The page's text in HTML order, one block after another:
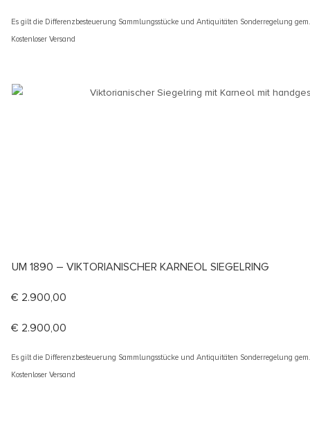
Es gilt die Differenzbesteuerung Sammlungsstücke und Antiquitäten Sonderregelung
Kostenloser Versand
UM 1890 – VIKTORIANISCHER KARNEOL SIEGELRING
€ 2.900,00
€ 2.900,00
Es gilt die Differenzbesteuerung Sammlungsstücke und Antiquitäten Sonderregelung
Kostenloser Versand